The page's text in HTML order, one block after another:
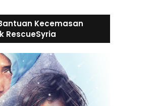
Kecemasan
RescueSyria